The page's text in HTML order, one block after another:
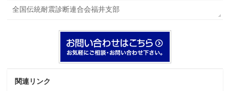
全国伝統耐震診断連合会福井支部
関連リンク